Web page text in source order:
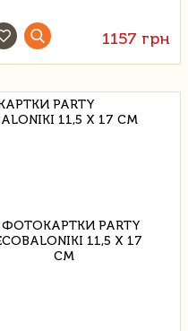
1157 грн
PARTY
11,5 Х 17 СМ